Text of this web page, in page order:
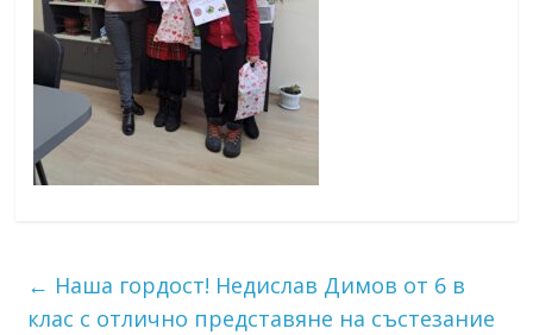
← Наша гордост! Недислав Димов от 6 в
клас с отлично представяне на състезание